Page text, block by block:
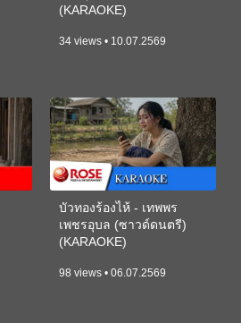
(KARAOKE)
34 views • 10.07.2569
บัวทองร้องไห้ - เทพพร
เพชรอุบล (ซาวด์ดนตรี)
(KARAOKE)
98 views • 06.07.2569